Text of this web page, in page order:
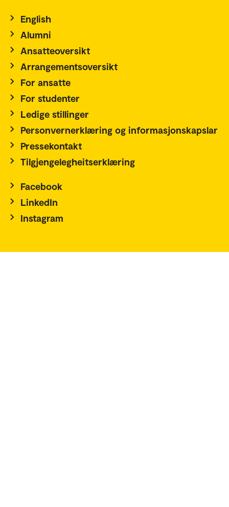
English
Alumni
Ansatteoversikt
Arrangementsoversikt
For ansatte
For studenter
Ledige stillinger
Personvernerklæring og informasjonskapslar
Pressekontakt
Tilgjengelegheitserklæring
Facebook
LinkedIn
Instagram